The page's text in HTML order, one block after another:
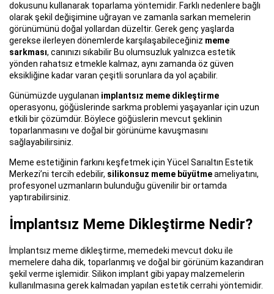
dokusunu kullanarak toparlama yöntemidir. Farklı nedenlere bağlı
olarak şekil değişimine uğrayan ve zamanla sarkan memelerin
görünümünü doğal yollardan düzeltir. Gerek genç yaşlarda
gerekse ilerleyen dönemlerde karşılaşabileceğiniz meme
sarkması, canınızı sıkabilir Bu olumsuzluk yalnızca estetik
yönden rahatsız etmekle kalmaz, aynı zamanda öz güven
eksikliğine kadar varan çeşitli sorunlara da yol açabilir.
Günümüzde uygulanan implantsız meme dikleştirme
operasyonu, göğüslerinde sarkma problemi yaşayanlar için uzun
etkili bir çözümdür. Böylece göğüslerin mevcut şeklinin
toparlanmasını ve doğal bir görünüme kavuşmasını
sağlayabilirsiniz.
Meme estetiğinin farkını keşfetmek için Yücel Sarıaltın Estetik
Merkezi’ni tercih edebilir, silikonsuz meme büyütmeameliyatını,
profesyonel uzmanların bulunduğu güvenilir bir ortamda
yaptırabilirsiniz.
İmplantsız Meme Dikleştirme Nedir?
İmplantsız meme dikleştirme, memedeki mevcut doku ile
memelere daha dik, toparlanmış ve doğal bir görünüm kazandıran
şekil verme işlemidir. Silikon implant gibi yapay malzemelerin
kullanılmasına gerek kalmadan yapılan estetik cerrahi yöntemidir.